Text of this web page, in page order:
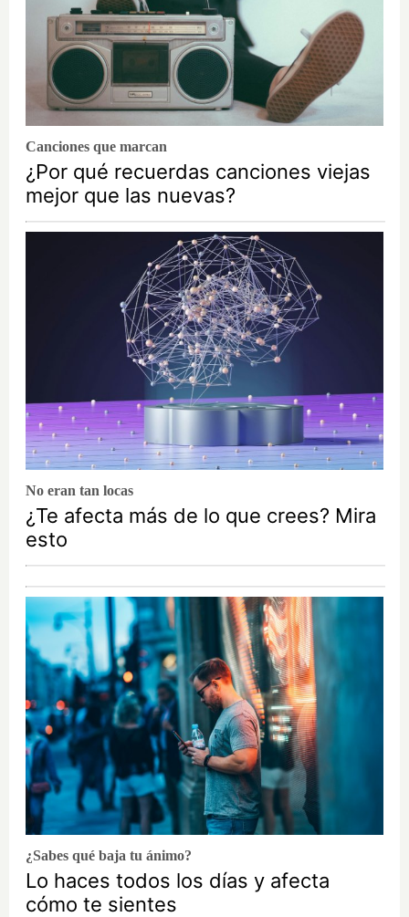
Canciones que marcan
¿Por qué recuerdas canciones viejas
mejor que las nuevas?
No eran tan locas
¿Te afecta más de lo que crees? Mira
esto
¿Sabes qué baja tu ánimo?
Lo haces todos los días y afecta
cómo te sientes